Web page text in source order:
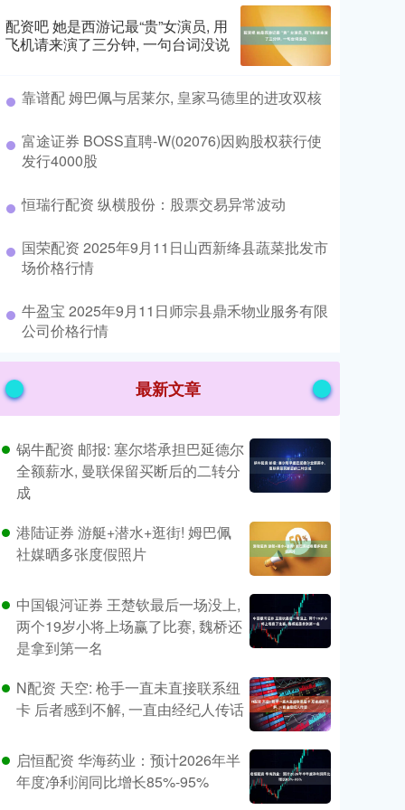
配资吧 她是西游记最“贵”女演员, 用
飞机请来演了三分钟, 一句台词没说
​靠谱配 姆巴佩与居莱尔, 皇家马德里的进攻双核
​富途证券 BOSS直聘-W(02076)因购股权获行使
发行4000股
​恒瑞行配资 纵横股份：股票交易异常波动
​国荣配资 2025年9月11日山西新绛县蔬菜批发市
场价格行情
​牛盈宝 2025年9月11日师宗县鼎禾物业服务有限
公司价格行情
最新文章
锅牛配资 邮报: 塞尔塔承担巴延德尔
全额薪水, 曼联保留买断后的二转分
成
港陆证券 游艇+潜水+逛街! 姆巴佩
社媒晒多张度假照片
中国银河证券 王楚钦最后一场没上,
两个19岁小将上场赢了比赛, 魏桥还
是拿到第一名
N配资 天空: 枪手一直未直接联系纽
卡 后者感到不解, 一直由经纪人传话
启恒配资 华海药业：预计2026年半
年度净利润同比增长85%-95%